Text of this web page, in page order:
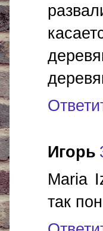
Игорь
Maria
так